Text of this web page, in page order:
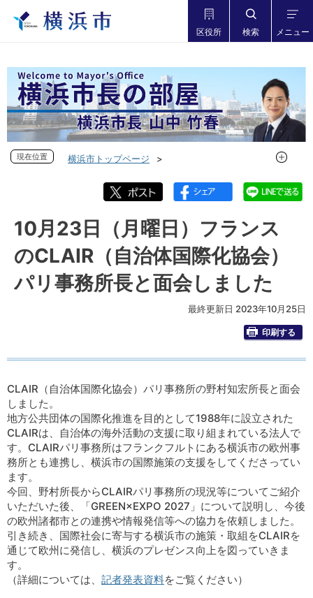
区役所 検索 メニュー
現在位置
横浜市トップページ
フォトダイアリー 2023年度
フォトダイアリー 2023年10月
10月23日（月曜日）フランスのCLAIR（自治体国際化協会）
パリ事務所長と面会しました
現在位
10月23日（月曜日）フランス
のCLAIR（自治体国際化協会）
パリ事務所長と面会しました
最終更新日 2023年10月25日
印刷する
CLAIR（自治体国際化協会）パリ事務所の野村知宏所長と面会
しました。
地方公共団体の国際化推進を目的として1988年に設立された
CLAIRは、自治体の海外活動の支援に取り組まれている法人で
す。CLAIRパリ事務所はフランクフルトにある横浜市の欧州事
務所とも連携し、横浜市の国際施策の支援をしてくださってい
ます。
今回、野村所長からCLAIRパリ事務所の現況等についてご紹介
いただいた後、「GREEN×EXPO 2027」について説明し、今後
の欧州諸都市との連携や情報発信等への協力を依頼しました。
引き続き、国際社会に寄与する横浜市の施策・取組をCLAIRを
通じて欧州に発信し、横浜のプレゼンス向上を図っていきま
す。
（詳細については、 記者発表資料をご覧ください）